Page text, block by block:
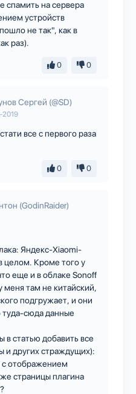
спамить на сервера
устройств
не так", как в
раз).
0 0
Сергей (@SD)
все с первого раза
0 0
(GodinRaider)
Яндекс-Xiaomi-
целом. Кроме того у
еще и в облаке Sonoff
меня там не китайский,
подгружает, и они
сюда данные
статью добавить все
и других страждущих):
с отображением
страницы плагина